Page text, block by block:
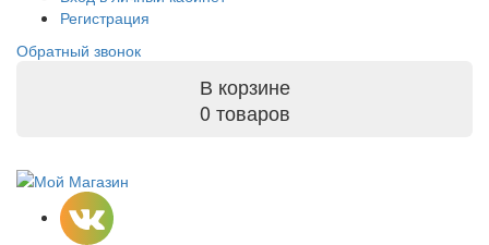
Регистрация
Обратный звонок
В корзине
0 товаров